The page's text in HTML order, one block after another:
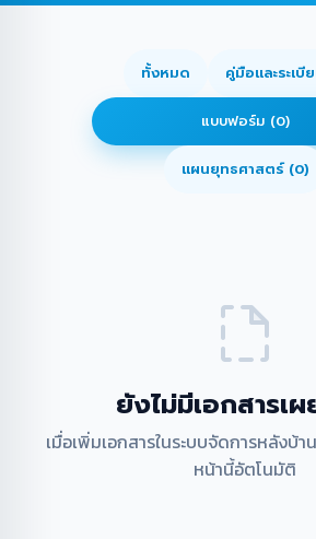
ทั้งหมด คู่มือและระเบี
แบบฟอร์ม (0)
แผนยุทธศาสตร์ (0)
ยังไม่มีเอกสารเ
เมื่อเพิ่มเอกสารในระบบจัดการหลังบ้
หน้านี้อัตโนมัติ